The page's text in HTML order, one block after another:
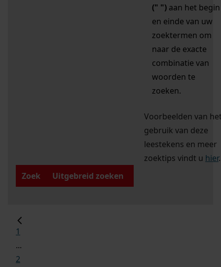
(" ") aan het begin
en einde van uw
zoektermen om
naar de exacte
combinatie van
woorden te
zoeken.
Voorbeelden van
gebruik van deze
leestekens en meer
zoektips vindt u hier.
Zoek
Uitgebreid zoeken
1
...
2